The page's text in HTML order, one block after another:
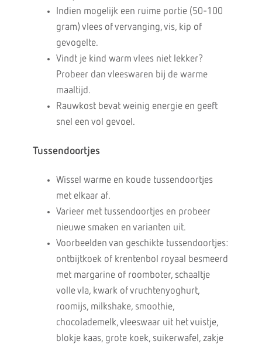
Indien mogelijk een ruime portie (50-100
gram) vlees of vervanging, vis, kip of
gevogelte.
Vindt je kind warm vlees niet lekker?
Probeer dan vleeswaren bij de warme
maaltijd.
Rauwkost bevat weinig energie en geeft
snel een vol gevoel.
Tussendoortjes
Wissel warme en koude tussendoortjes
met elkaar af.
Varieer met tussendoortjes en probeer
nieuwe smaken en varianten uit.
Voorbeelden van geschikte tussendoortjes:
ontbijtkoek of krentenbol royaal besmeerd
met margarine of roomboter, schaaltje
volle vla, kwark of vruchtenyoghurt,
roomijs, milkshake, smoothie,
chocolademelk, vleeswaar uit het vuistje,
blokje kaas, grote koek, suikerwafel, zakje